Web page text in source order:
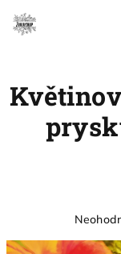
obsah